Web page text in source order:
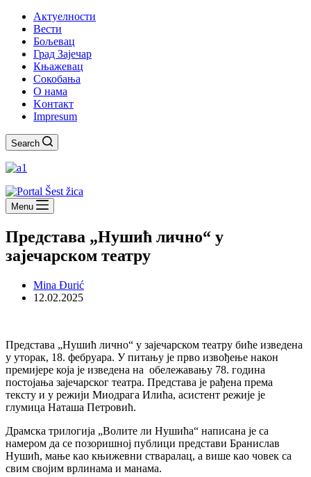
Актуелности
Вести
Бољевац
Град Зајечар
Књажевац
Сокобања
O нама
Kонтакт
Impresum
Search
Menu
Представа „Нушић лично“ у
зајечарском театру
Mina Đurić
12.02.2025
Представа „Нушић лично“ у зајечарском театру биће изведена
у уторак, 18. фебруара. У питању је прво извођење након
премијере која је изведена на обележавању 78. година
постојања зајечарског театра. Представа је рађена према
тексту и у режији Миодрага Илића, асистент режије је
глумица Наташа Петровић.
Драмска трилогија „Волите ли Нушића“ написана је са
намером да се позоришној публици представи Бранислав
Нушић, мање као књижевни стваралац, а више као човек са
свим својим врлинама и манама.